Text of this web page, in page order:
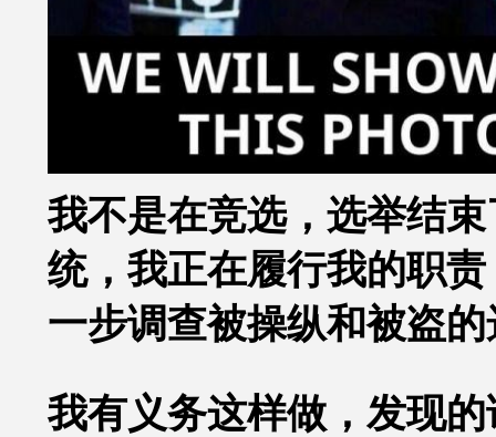
我不是在竞选，选举结
统，我正在履行我的职
一步调查被操纵和被盗
我有义务这样做，发现